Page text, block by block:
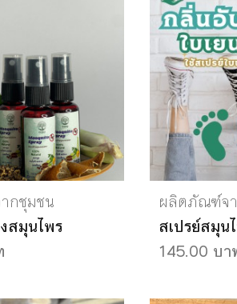
กชุมชน
สมุนไพร
ผลิตภัณฑ์จ
สเปรย์สมุน
145.00 บา